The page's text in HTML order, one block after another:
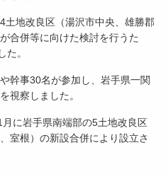
地改良区（湯沢市中央、雄勝郡
合併等に向けた検討を行うた
た。
幹事30名が参加し、岩手県一関
視察しました。
に岩手県南端部の5土地改良区
室根）の新設合併により設立さ